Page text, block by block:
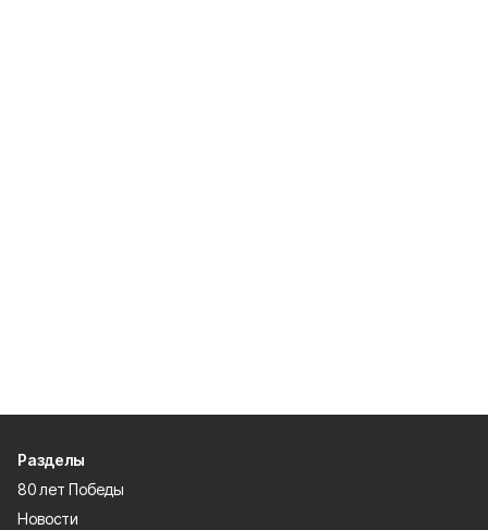
Разделы
80 лет Победы
Новости